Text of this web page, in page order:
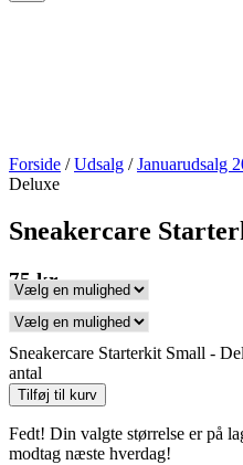
Forside /Udsalg /Januarudsalg
Deluxe
Sneakercare
75kr.
Sneakercare Starterkit Small -
antal
Tilføj til kurv
Fedt! Din valgte størrelse er på
modtag næste hverdag!